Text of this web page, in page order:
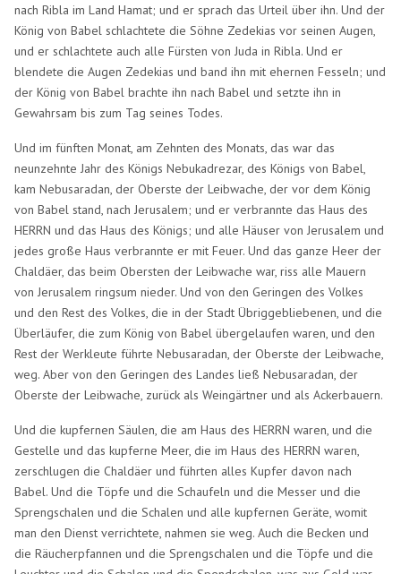
nach Ribla im Land Hamat; und er sprach das Urteil über ihn. Und der
König von Babel schlachtete die Söhne Zedekias vor seinen Augen,
und er schlachtete auch alle Fürsten von Juda in Ribla. Und er
blendete die Augen Zedekias und band ihn mit ehernen Fesseln; und
der König von Babel brachte ihn nach Babel und setzte ihn in
Gewahrsam bis zum Tag seines Todes.
Und im fünften Monat, am Zehnten des Monats, das war das
neunzehnte Jahr des Königs Nebukadrezar, des Königs von Babel,
kam Nebusaradan, der Oberste der Leibwache, der vor dem König
von Babel stand, nach Jerusalem; und er verbrannte das Haus des
HERRN und das Haus des Königs; und alle Häuser von Jerusalem und
jedes große Haus verbrannte er mit Feuer. Und das ganze Heer der
Chaldäer, das beim Obersten der Leibwache war, riss alle Mauern
von Jerusalem ringsum nieder. Und von den Geringen des Volkes
und den Rest des Volkes, die in der Stadt Übriggebliebenen, und die
Überläufer, die zum König von Babel übergelaufen waren, und den
Rest der Werkleute führte Nebusaradan, der Oberste der Leibwache,
weg. Aber von den Geringen des Landes ließ Nebusaradan, der
Oberste der Leibwache, zurück als Weingärtner und als Ackerbauern.
Und die kupfernen Säulen, die am Haus des HERRN waren, und die
Gestelle und das kupferne Meer, die im Haus des HERRN waren,
zerschlugen die Chaldäer und führten alles Kupfer davon nach
Babel. Und die Töpfe und die Schaufeln und die Messer und die
Sprengschalen und die Schalen und alle kupfernen Geräte, womit
man den Dienst verrichtete, nahmen sie weg. Auch die Becken und
die Räucherpfannen und die Sprengschalen und die Töpfe und die